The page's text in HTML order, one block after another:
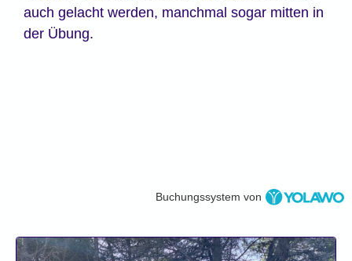
auch gelacht werden, manchmal sogar mitten in
der Übung.
Buchungssystem von